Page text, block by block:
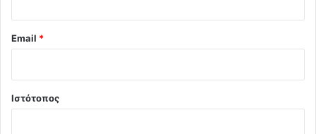
Email *
Ιστότοπος